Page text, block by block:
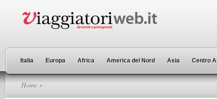
Italia Europa Africa America del Nord Asia Centro
Home »